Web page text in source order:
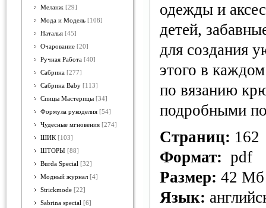
Меланж [29]
Мода и Модель [108]
Наталья [45]
Очарование [20]
Ручная Работа [40]
Сабрина [277]
Сабрина Baby [113]
Спицы Мастерицы [34]
Формула рукоделия [54]
Чудесные мгновения [274]
ШИК [103]
ШТОРЫ [88]
Burda Special [32]
Модный журнал [4]
Strickmode [22]
Sabrina special [6]
одежды и
детей,
для создания
этого в
по вязанию
подробными
Страниц: 162
Формат: pdf
Размер: 42 Мб
Язык: